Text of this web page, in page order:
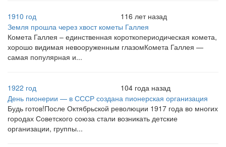
1910 год
116 лет назад
Земля прошла через хвост кометы Галлея
Комета Галлея – единственная короткопериодическая комета,
хорошо видимая невооруженным глазомКомета Галлея —
самая популярная и...
1922 год
104 года назад
День пионерии — в СССР создана пионерская организация
Будь готов!После Октябрьской революции 1917 года во многих
городах Советского союза стали возникать детские
организации, группы...